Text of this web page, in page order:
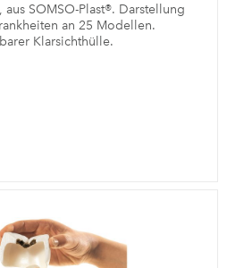
SOMSO-Plast®. Darstellung
an 25 Modellen.
Klarsichthülle.